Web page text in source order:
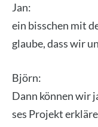
Jan:
ein biss­chen mit
glau­be, dass wir
Björn:
Dann kön­nen wir
ses Pro­jekt